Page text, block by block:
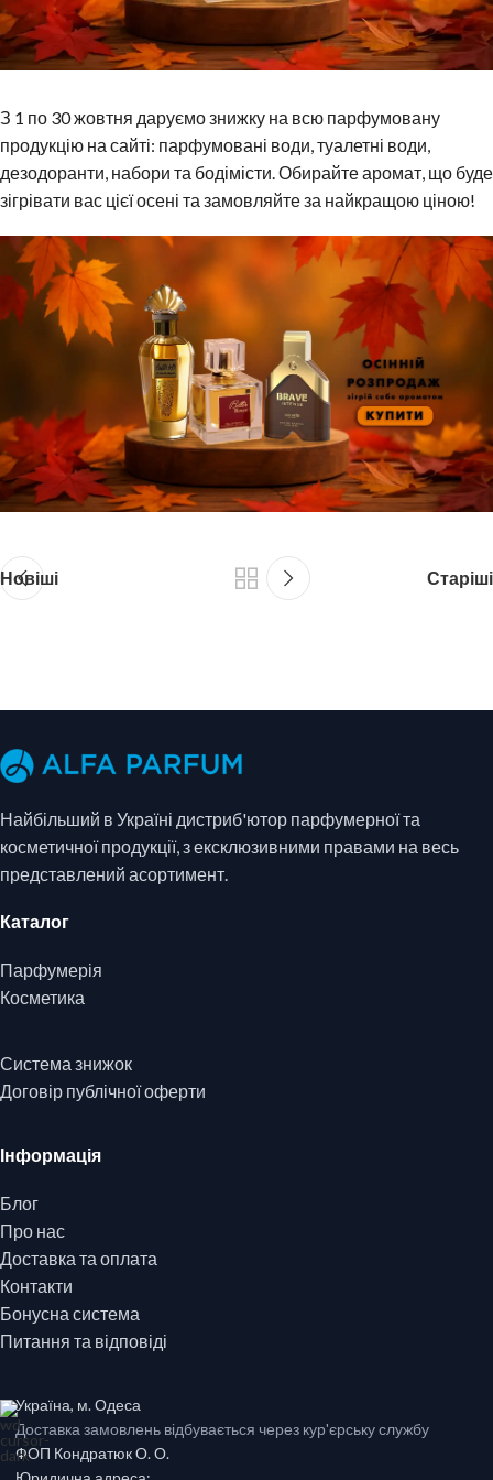
З 1 по 30 жовтня даруємо знижку на всю парфумовану
продукцію на сайті: парфумовані води, туалетні води,
дезодоранти, набори та бодімісти. Обирайте аромат, що буде
зігрівати вас цієї осені та замовляйте за найкращою ціною!
Новіші Старіші
Найбільший в Україні дистриб'ютор парфумерної та
косметичної продукції, з ексклюзивними правами на весь
представлений асортимент.
Каталог
Парфумерія
Косметика
Система знижок
Договір публічної оферти
Інформація
Блог
Про нас
Доставка та оплата
Контакти
Бонусна система
Питання та відповіді
Україна, м. Одеса
Доставка замовлень відбувається через кур'єрську службу
ФОП Кондратюк О. О.